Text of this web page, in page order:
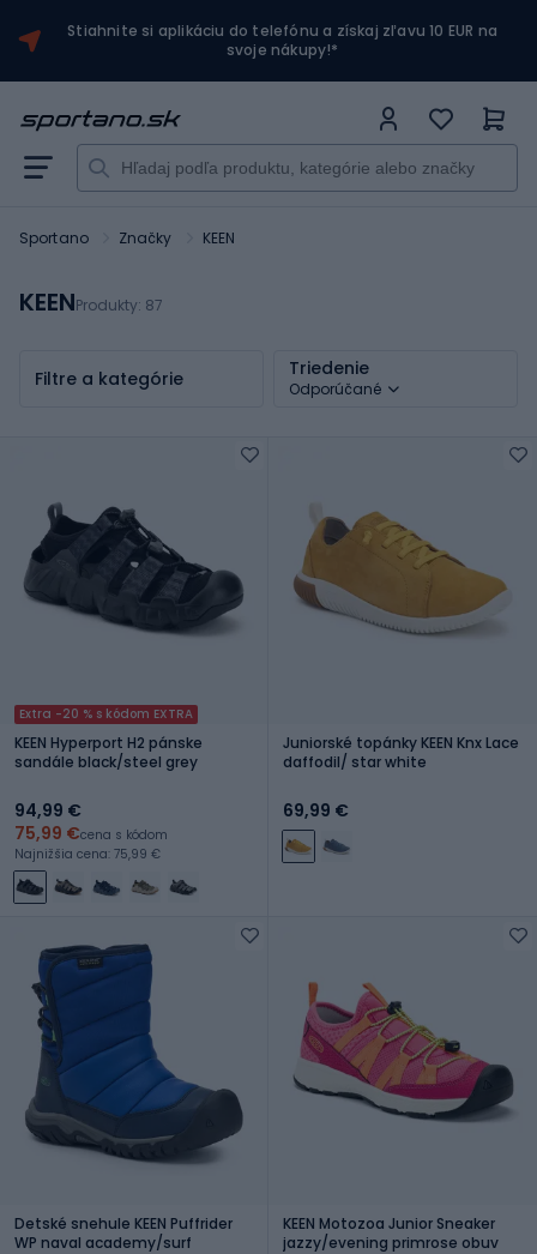
Stiahnite si aplikáciu do telefónu a získaj zľavu 10 EUR na
svoje nákupy!*
Sportano Značky KEEN
KEENProdukty: 87
Filtre a kategórie Triedenie
Odporúčané
Extra -20 % s kódom EXTRA
KEEN Hyperport H2 pánske
sandále black/steel grey
94,99 €
75,99 €cena s kódom
Najnižšia cena: 75,99 €
Juniorské topánky KEEN Knx Lace
daffodil/ star white
69,99 €
Detské snehule KEEN Puffrider
WP naval academy/surf
KEEN Motozoa Junior Sneaker
jazzy/evening primrose obuv